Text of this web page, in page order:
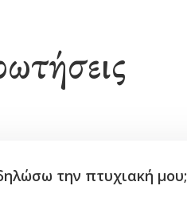
την πτυχιακή μου;